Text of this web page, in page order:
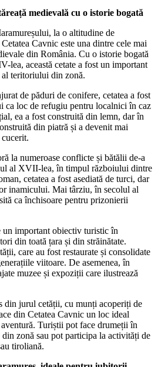
medievală cu o istorie bogată
la o altitudine de
Cavnic este una dintre cele mai
din România. Cu o istorie bogată
lea, această cetate a fost un important
teritoriului din zonă.
de păduri de conifere, cetatea a fost
ca loc de refugiu pentru localnici în caz
ea a fost construită din lemn, dar în
din piatră și a devenit mai
la numeroase conflicte și bătălii de-a
al XVII-lea, în timpul războiului dintre
cetatea a fost asediată de turci, dar
inamicului. Mai târziu, în secolul al
ca închisoare pentru prizonierii
un important obiectiv turistic în
din toată țara și din străinătate.
care au fost restaurate și consolidate
viitoare. De asemenea, în
muzee și expoziții care ilustrează
din jurul cetății, cu munți acoperiți de
din Cetatea Cavnic un loc ideal
Turiștii pot face drumeții în
zonă sau pot participa la activități de
tiroliană.